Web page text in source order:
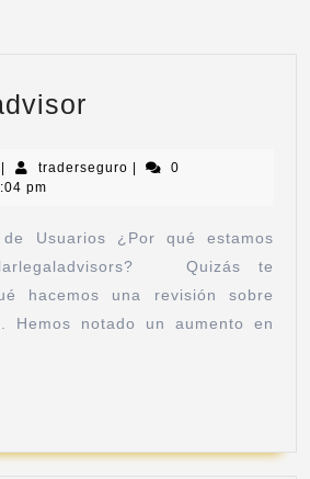
traderseguro
0
pm
de Usuarios ¿Por qué estamos
Quizás te
hacemos una revisión sobre
Hemos notado un aumento en